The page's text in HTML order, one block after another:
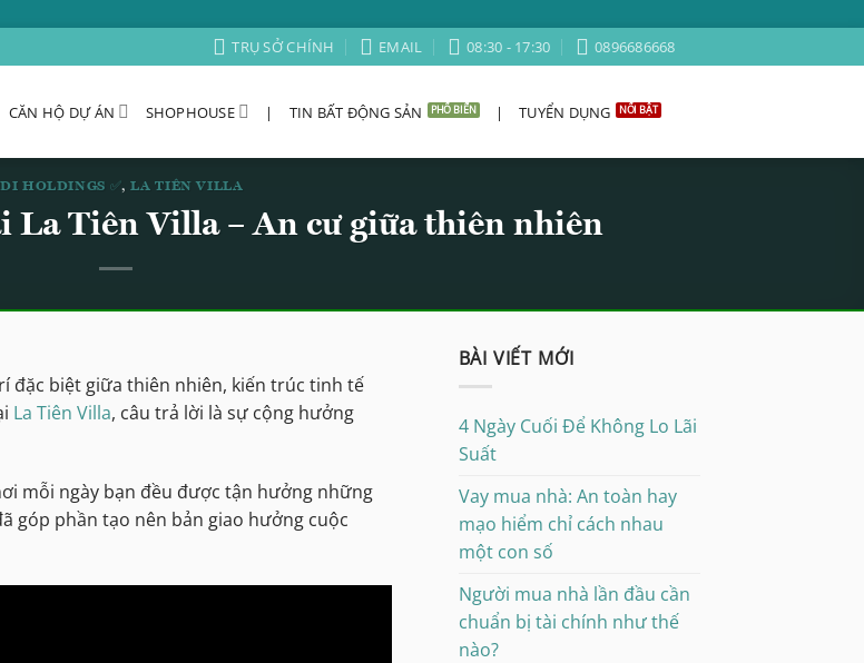
TRỤ SỞ CHÍNH EMAIL 08:30 - 17:30 0896686668
CĂN HỘ DỰ ÁN SHOPHOUSE | TIN BẤT ĐỘNG SẢN | TUYỂN DỤNG
HOLDINGS ✅,LA TIÊN VILLA
La Tiên Villa – An cư giữa thiên nhiên
đặc biệt giữa thiên nhiên, kiến trúc tinh tế
La Tiên Villa, câu trả lời là sự cộng hưởng
mỗi ngày bạn đều được tận hưởng những
góp phần tạo nên bản giao hưởng cuộc
BÀI VIẾT MỚI
4 Ngày Cuối Để Không Lo Lãi
Suất
Vay mua nhà: An toàn hay
mạo hiểm chỉ cách nhau
một con số
Người mua nhà lần đầu cần
chuẩn bị tài chính như thế
nào?